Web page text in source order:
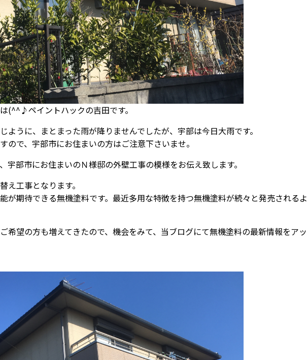
(^^♪ペイントハックの吉田です。
ように、まとまった雨が降りませんでしたが、宇部は今日大雨です。
ので、宇部市にお住まいの方はご注意下さいませ。
宇部市にお住まいのＮ様邸の外壁工事の模様をお伝え致します。
え工事となります。
が期待できる無機塗料です。最近多用な特徴を持つ無機塗料が続々と発売されるよ
希望の方も増えてきたので、機会をみて、当ブログにて無機塗料の最新情報をアッ